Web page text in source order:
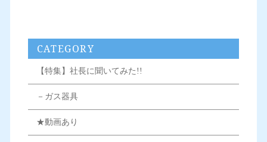
CATEGORY
【特集】社長に聞いてみた!!
－ガス器具
★動画あり